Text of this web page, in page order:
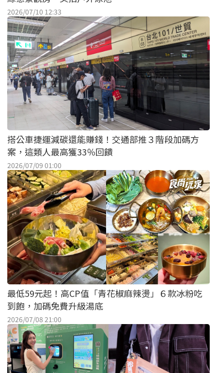
2026/07/10 12:33
搭公車捷運減碳還能賺錢！交通部推３階段加碼方
案，這類人最高獲33％回饋
2026/07/09 01:00
最低59元起！高CP值「青花椒麻辣燙」６款冰粉吃
到飽，加碼免費升級湯底
2026/07/08 21:00